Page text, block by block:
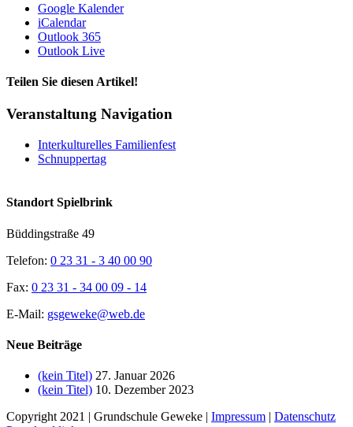
Google Kalender
iCalendar
Outlook 365
Outlook Live
Teilen Sie diesen Artikel!
Facebook
X
Reddit
LinkedIn
WhatsApp
Tumblr
Pinterest
Vk
Xing
E-
Veranstaltung Navigation
Interkulturelles Familienfest
Schnuppertag
Standort Spielbrink
Büddingstraße 49
Telefon: 0 23 31 - 3 40 00 90
Fax: 0 23 31 - 34 00 09 - 14
E-Mail: gsgeweke@web.de
Neue Beiträge
(kein Titel) 27. Januar 2026
(kein Titel) 10. Dezember 2023
Copyright 2021 | Grundschule Geweke | Impressum | Datenschutz